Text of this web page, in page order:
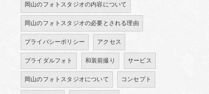
岡山のフォトスタジオの内容について
岡山のフォトスタジオの必要とされる理由
プライバシーポリシー アクセス
ブライダルフォト 和装前撮り サービス
岡山のフォトスタジオについて コンセプト